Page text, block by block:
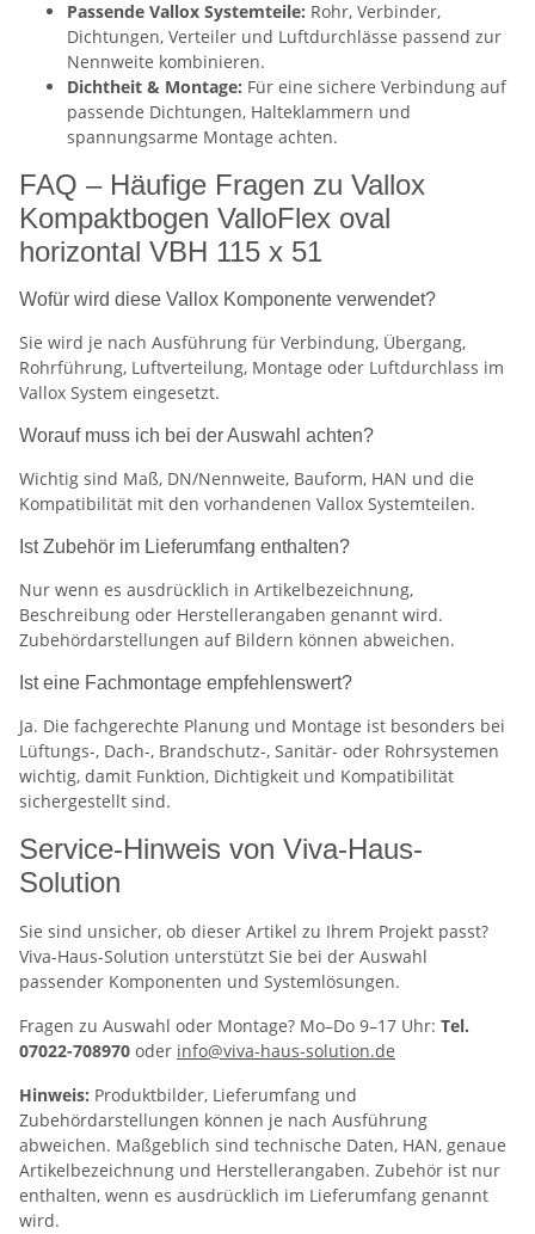
Passende Vallox Systemteile: Rohr, Verbinder,
Dichtungen, Verteiler und Luftdurchlässe passend zur
Nennweite kombinieren.
Dichtheit & Montage: Für eine sichere Verbindung auf
passende Dichtungen, Halteklammern und
spannungsarme Montage achten.
FAQ – Häufige Fragen zu Vallox
Kompaktbogen ValloFlex oval
horizontal VBH 115 x 51
Wofür wird diese Vallox Komponente verwendet?
Sie wird je nach Ausführung für Verbindung, Übergang,
Rohrführung, Luftverteilung, Montage oder Luftdurchlass im
Vallox System eingesetzt.
Worauf muss ich bei der Auswahl achten?
Wichtig sind Maß, DN/Nennweite, Bauform, HAN und die
Kompatibilität mit den vorhandenen Vallox Systemteilen.
Ist Zubehör im Lieferumfang enthalten?
Nur wenn es ausdrücklich in Artikelbezeichnung,
Beschreibung oder Herstellerangaben genannt wird.
Zubehördarstellungen auf Bildern können abweichen.
Ist eine Fachmontage empfehlenswert?
Ja. Die fachgerechte Planung und Montage ist besonders bei
Lüftungs-, Dach-, Brandschutz-, Sanitär- oder Rohrsystemen
wichtig, damit Funktion, Dichtigkeit und Kompatibilität
sichergestellt sind.
Service-Hinweis von Viva-Haus-
Solution
Sie sind unsicher, ob dieser Artikel zu Ihrem Projekt passt?
Viva-Haus-Solution unterstützt Sie bei der Auswahl
passender Komponenten und Systemlösungen.
Fragen zu Auswahl oder Montage? Mo–Do 9–17 Uhr: Tel.
07022-708970 oder info@viva-haus-solution.de
Hinweis: Produktbilder, Lieferumfang und
Zubehördarstellungen können je nach Ausführung
abweichen. Maßgeblich sind technische Daten, HAN, genaue
Artikelbezeichnung und Herstellerangaben. Zubehör ist nur
enthalten, wenn es ausdrücklich im Lieferumfang genannt
wird.